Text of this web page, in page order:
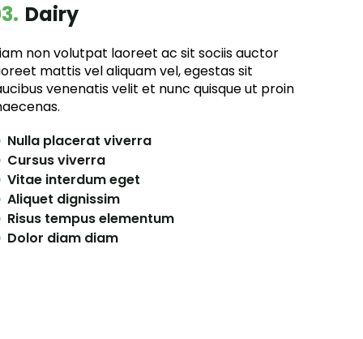
Dairy
non volutpat laoreet ac sit sociis auctor
mattis vel aliquam vel, egestas sit
venenatis velit et nunc quisque ut proin
Nulla placerat viverra
Cursus viverra
Vitae interdum eget
Aliquet dignissim
Risus tempus elementum
Dolor diam diam